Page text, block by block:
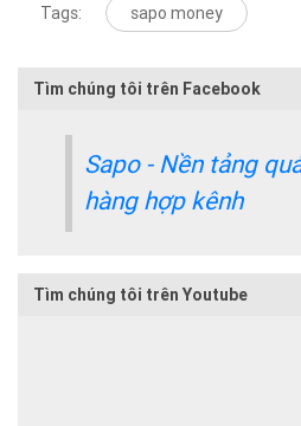
Tags: sapo money
Tìm chúng tôi trên Facebook
Sapo - Nền tảng
hàng hợp kênh
Tìm chúng tôi trên Youtube